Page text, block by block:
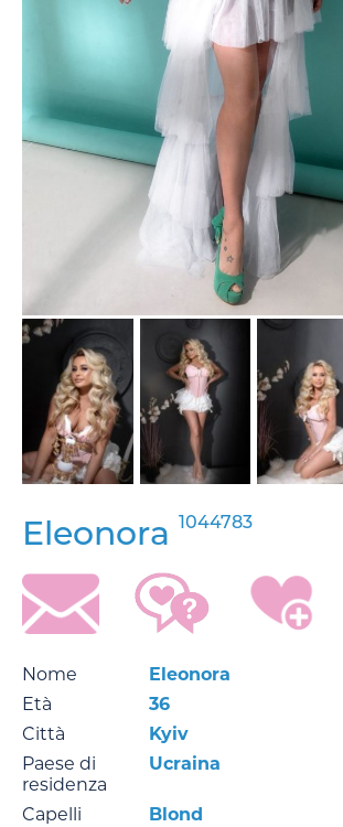
Eleonora 1044783
Nome
Eleonora
Età
36
Città
Kyiv
Paese di
residenza
Ucraina
Capelli
Blond